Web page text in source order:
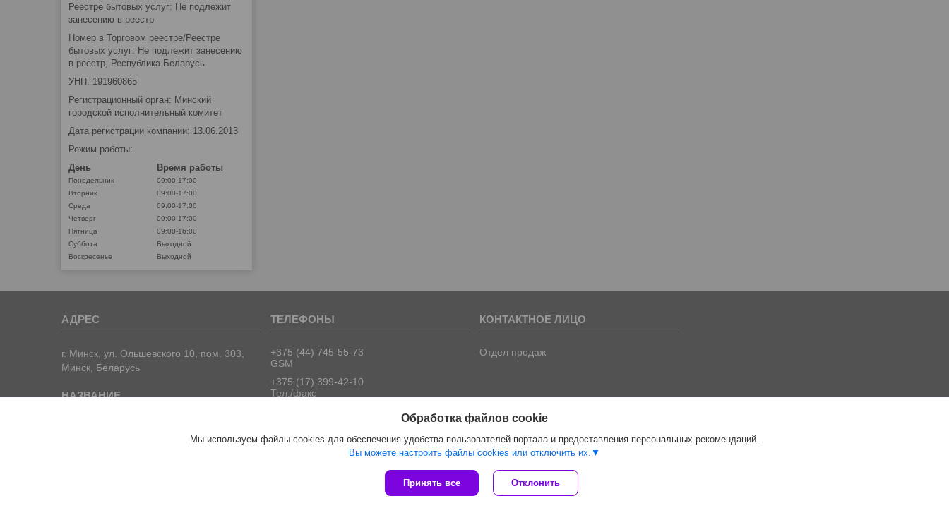
Реестре бытовых услуг: Не подлежит
занесению в реестр
Номер в Торговом реестре/Реестре
бытовых услуг: Не подлежит занесению
в реестр, Республика Беларусь
УНП: 191960865
Регистрационный орган: Минский
городской исполнительный комитет
Дата регистрации компании: 13.06.2013
Режим работы:
День
Время работы
Понедельник
09:00-17:00
Вторник
09:00-17:00
Среда
09:00-17:00
Четверг
09:00-17:00
Пятница
09:00-16:00
Суббота
Выходной
Воскресенье
Выходной
г. Минск, ул. Ольшевского 10, пом. 303,
Минск, Беларусь
+375 (44) 745-55-73
GSM
+375 (17) 399-42-10
Тел./факс
Отдел продаж
Сайт создан на платформе Deal.by
Политика обработки файлов cookies
Обработка файлов cookie
Мы используем файлы cookies для обеспечения удобства пользователей портала и предоставления персональных рекомендаций.
Вы можете настроить файлы cookies или отключить их.
Принять все Отклонить